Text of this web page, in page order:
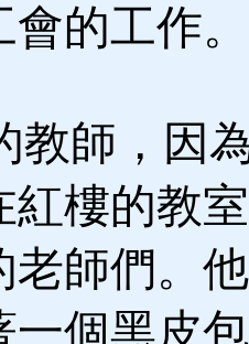
的工作。
師，因
紅樓的教
老師們。
一個黑皮